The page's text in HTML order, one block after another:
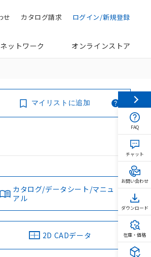
ログイン/新規登録
カタログ請求
せ
ットワーク オンラインストア
マイリストに追加
カタログ/データシート/マニュ
アル
2D CADデータ
FAQ
チャット
お問い合わせ
ダウンロード
在庫・価格